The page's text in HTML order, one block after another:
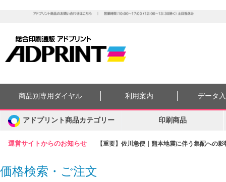
運営サイトからのお知らせ 【重要】佐川急便｜熊本地震に伴う集配への
商品別専用ダイヤル 利用案内 データ
アドプリント商品カテゴリー 印刷商品
価格検索・ご注文